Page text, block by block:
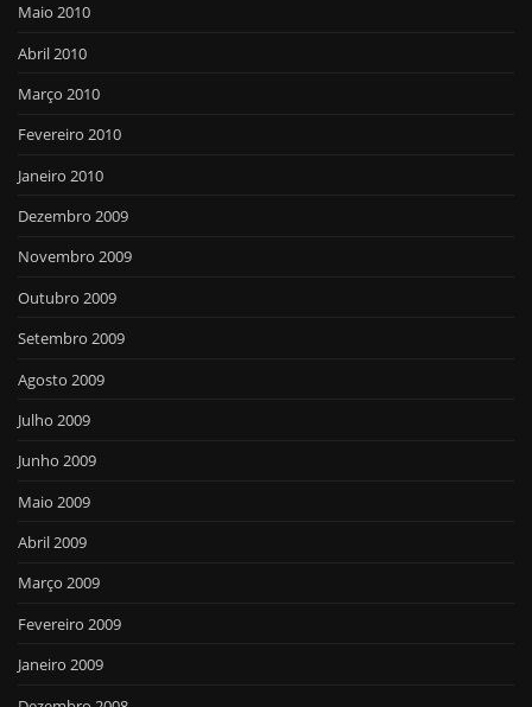
Maio 2010
Abril 2010
Março 2010
Fevereiro 2010
Janeiro 2010
Dezembro 2009
Novembro 2009
Outubro 2009
Setembro 2009
Agosto 2009
Julho 2009
Junho 2009
Maio 2009
Abril 2009
Março 2009
Fevereiro 2009
Janeiro 2009